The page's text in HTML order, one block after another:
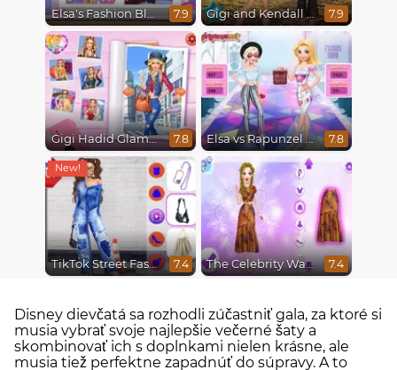
Elsa's Fashion Blog 7.9 Gigi and Kendall Fashionistas 7.9
Gigi Hadid Glamourous Lifestyle 7.8 Elsa vs Rapunzel Fashion Game 7.8
TikTok Street Fashion 7.4 The Celebrity Way Of Life 7.4
Disney dievčatá sa rozhodli zúčastniť gala, za ktoré si
musia vybrať svoje najlepšie večerné šaty a
skombinovať ich s doplnkami nielen krásne, ale
musia tiež perfektne zapadnúť do súpravy. A to